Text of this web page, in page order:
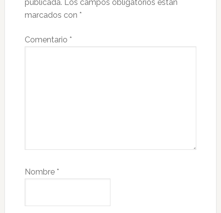
publicada. Los campos obligatorios están
marcados con *
Comentario *
Nombre *